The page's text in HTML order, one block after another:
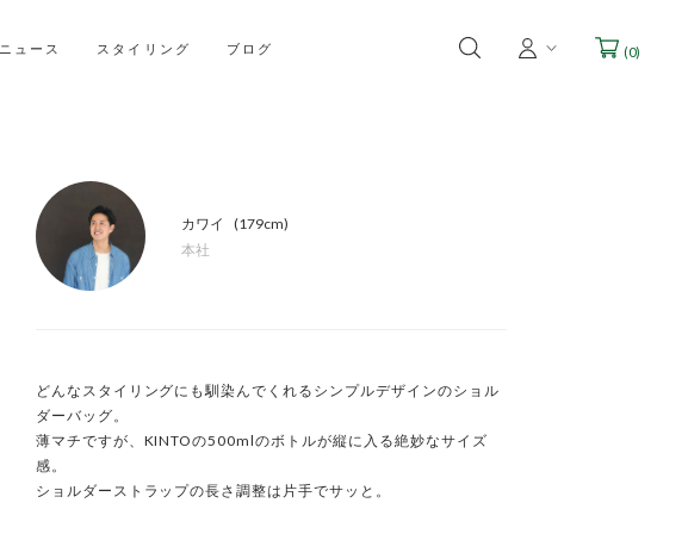
ニュース スタイリング ブログ (0)
カワイ
本社
179cm
どんなスタイリングにも馴染んでくれるシンプルデザインのショル
ダーバッグ。
薄マチですが、KINTOの500mlのボトルが縦に入る絶妙なサイズ
感。
ショルダーストラップの長さ調整は片手でサッと。